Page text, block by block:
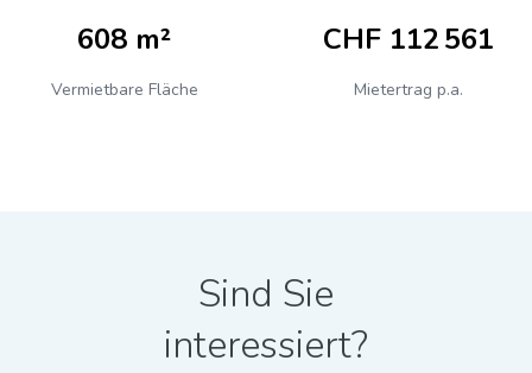
608 m²
Vermietbare Fläche
CHF 112 561
Mietertrag p.a.
Sind Sie
interessiert?